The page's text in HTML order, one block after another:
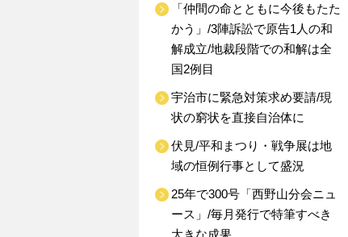
「仲間の命とともに今後もたた
かう」/3陣訴訟で原告1人の和
解成立/地裁段階での和解は全
国2例目
宇治市に緊急対策求め要請/現
状の窮状を直接自治体に
伏見/平和まつり・戦争展は地
域の恒例行事として盛況
25年で300号「西野山分会ニュ
ース」/毎月発行で特筆すべき
大きな成果